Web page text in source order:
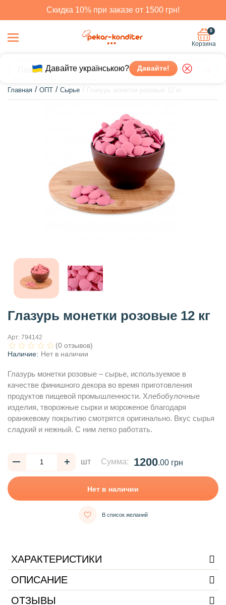
Скидка 10% при заказе от 1500 грн!
Давайте українською? Давайте!
0
Корзина
Главная ОПТ Сырье Глазурь монетки розовые 12 кг
Глазурь монетки розовые 12 кг
Арт: 794142
(0 отзывов)
Наличие: Нет в наличии
Глазурь монетки розовые – сырье, используемое в
качестве финишного декора во время приготовления
продуктов пищевой промышленности. Хлебобулочные
изделия, творожные сырки и мороженое благодаря
оранжевому покрытию смотрятся оригинально. Вкус сырья
сладкий и нежный. С ним легко работать.
шт Сумма: 1200.00 грн
Нет в наличии
В список желаний
ХАРАКТЕРИСТИКИ
ОПИСАНИЕ
ОТЗЫВЫ